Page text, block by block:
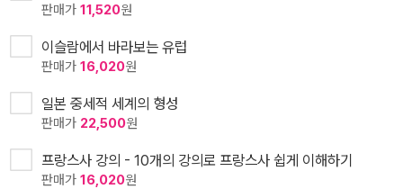
판매가 11,520원
이슬람에서 바라보는 유럽
판매가 16,020원
일본 중세적 세계의 형성
판매가 22,500원
프랑스사 강의 - 10개의 강의로 프랑스사 쉽게 이해하기
판매가 16,020원